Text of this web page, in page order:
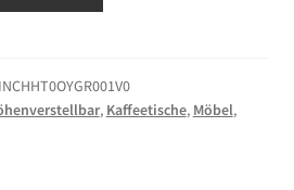
, Kaffeetische, Möbel,